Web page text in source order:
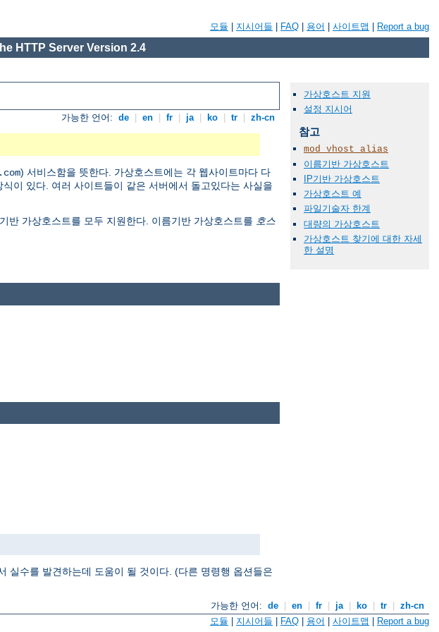
모듈 지시어들 FAQ 용어 사이트맵 Report a bug
HTTP Server Version 2.4
가능한 언어: de en fr ja ko tr zh-cn
) 서비스함을 뜻한다. 가상호스트에는 각 웹사이트마다 다
식이 있다. 여러 사이트들이 같은 서버에서 돌고있다는 사실을
반 가상호스트를 모두 지원한다. 이름기반 가상호스트를 호스
실수를 발견하는데 도움이 될 것이다. (다른 명령행 옵션들은
가능한 언어: de en fr ja ko tr
zh-cn
모듈 지시어들 FAQ 용어 사이트맵 Report a bug
가상호스트 지원
설정 지시어
참고
mod_vhost_alias
이름기반 가상호스트
IP기반 가상호스트
가상호스트 예
파일기술자 한계
대량의 가상호스트
가상호스트 찾기에 대한 자세
한 설명